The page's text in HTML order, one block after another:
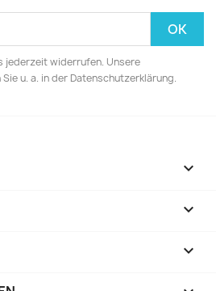
jederzeit widerrufen. Unsere
u. a. in der Datenschutzerklärung.


